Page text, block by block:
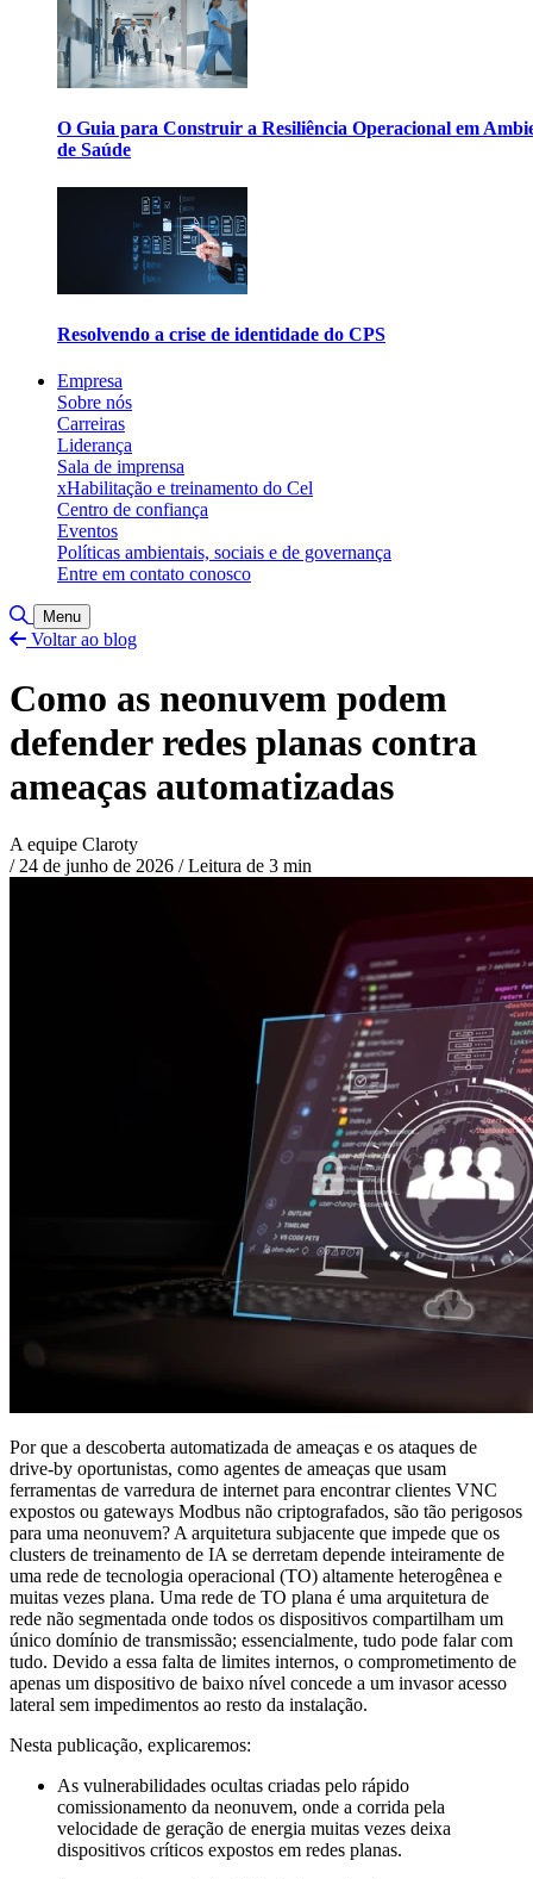
O Guia para Construir a Resiliência Operacional em
de Saúde
Resolvendo a crise de identidade do CPS
Empresa
Sobre nós
Carreiras
Liderança
Sala de imprensa
xHabilitação e treinamento do Cel
Centro de confiança
Eventos
Políticas ambientais, sociais e de governança
Entre em contato conosco
Alternar pesquisa
Menu
Voltar ao blog
Como as neonuvem podem
defender redes planas contra
ameaças automatizadas
A equipe Claroty
/ 24 de junho de 2026 /Leitura de 3 min
Por que a descoberta automatizada de ameaças e os ataques de
drive-by oportunistas, como agentes de ameaças que usam
ferramentas de varredura de internet para encontrar clientes VNC
expostos ou gateways Modbus não criptografados, são tão perigosos
para uma neonuvem? A arquitetura subjacente que impede que os
clusters de treinamento de IA se derretam depende inteiramente de
uma rede de tecnologia operacional (TO) altamente heterogênea e
muitas vezes plana. Uma rede de TO plana é uma arquitetura de
rede não segmentada onde todos os dispositivos compartilham um
único domínio de transmissão; essencialmente, tudo pode falar com
tudo. Devido a essa falta de limites internos, o comprometimento de
apenas um dispositivo de baixo nível concede a um invasor acesso
lateral sem impedimentos ao resto da instalação.
Nesta publicação, explicaremos:
As vulnerabilidades ocultas criadas pelo rápido
comissionamento da neonuvem, onde a corrida pela
velocidade de geração de energia muitas vezes deixa
dispositivos críticos expostos em redes planas.